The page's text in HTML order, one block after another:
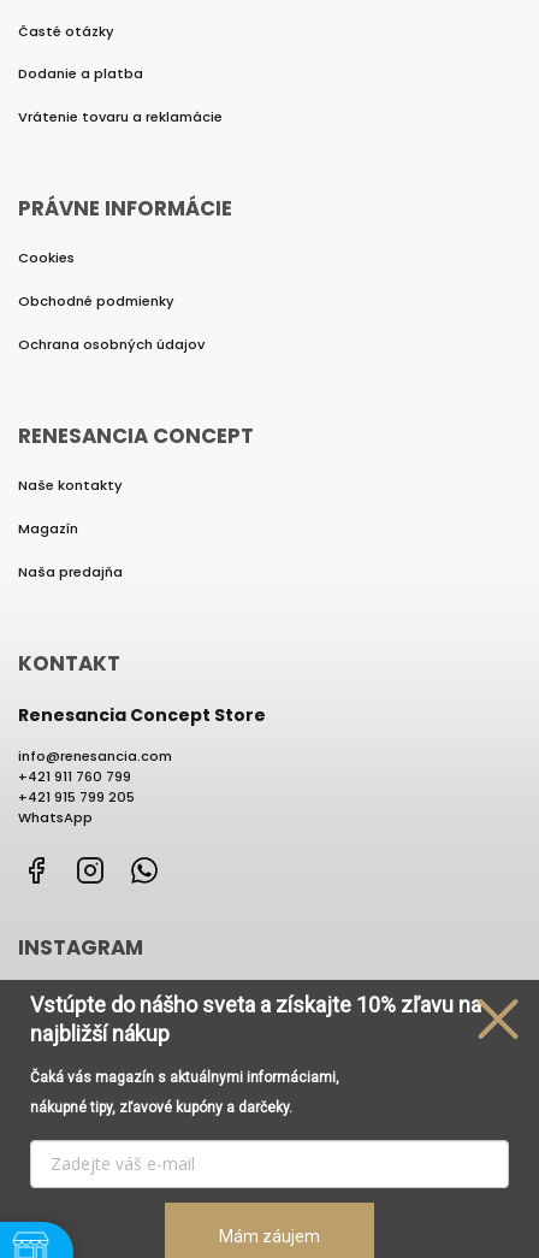
Používame cookies, aby sme Vám umožnili pohodlné
prehliadanie webu a vďaka analýze prevádzky webu
neustále zlepšovali jeho funkcie, výkon a použiteľnosť. Viac
informácií nájdete v odkaze
ochrany osobných údajov.
Časté otázky
Dodanie a platba
Vrátenie tovaru a reklamácie
PRÁVNE INFORMÁCIE
Cookies
Obchodné podmienky
Ochrana osobných údajov
RENESANCIA CONCEPT
Naše kontakty
Magazín
Naša predajňa
KONTAKT
Renesancia Concept Store
info@renesancia.com
+421 911 760 799
+421 915 799 205
WhatsApp
FacebookInstagram
INSTAGRAM
Vytvoril Shoptet
Copyright 2026 Renesancia Concept Store
vyhradené.
Vstúpte do nášho sveta a získajte 10% zľavu na
najbližší nákup
Čaká vás magazín s aktuálnymi informáciami,
nákupné tipy, zľavové kupóny a darčeky.
Mám záujem